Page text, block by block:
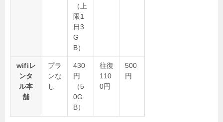
（上
限1
日3
G
B）
wifiレ
ンタ
ル本
舗
プラ
ンな
し
430
円
（5
0G
B）
往復
110
0円
500
円